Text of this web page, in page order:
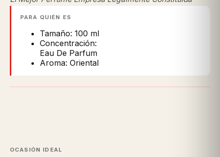
PARA QUIÉN ES
Tamaño: 100 ml
Concentración:
Eau De Parfum
Aroma: Oriental
OCASIÓN IDEAL